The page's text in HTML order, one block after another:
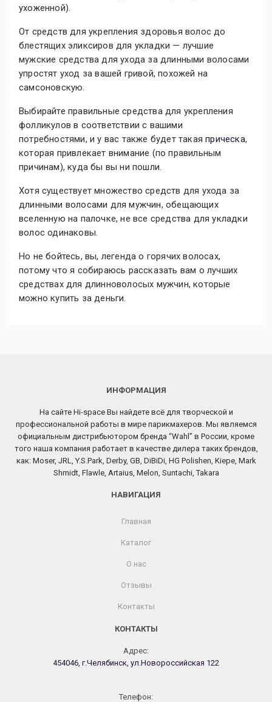
ухоженной).
От средств для укрепления здоровья волос до
блестящих эликсиров для укладки — лучшие
мужские средства для ухода за длинными волосами
упростят уход за вашей гривой, похожей на
самсоновскую.
Выбирайте правильные средства для укрепления
фолликулов в соответствии с вашими
потребностями, и у вас также будет такаяприческа,
которая привлекает внимание (по правильным
причинам), куда бы вы ни пошли.
Хотя существует множество средств для ухода за
длинными волосами для мужчин, обещающих
вселенную на палочке, не все средства для укладки
волос одинаковы.
Но не бойтесь, вы, легенда о горячих волосах,
потому что я собираюсь рассказать вам о лучших
средствах для длинноволосых мужчин, которые
можно купить за деньги.
ИНФОРМАЦИЯ
На сайте Hi-space Вы найдете всё для творческой и
профессиональной работы в мире парикмахеров. Мы являемся
официальным дистрибьютором бренда “Wahl” в России, кроме
того наша компания работает в качестве дилера таких брендов,
как: Moser, JRL, Y.S.Park, Derby, GB, DiBiDi, HG Polishen, Kiepe, Mark
Shmidt, Flawle, Artaius, Melon, Suntachi, Takara
НАВИГАЦИЯ
Главная
Каталог
О нас
Отзывы
Контакты
КОНТАКТЫ
Адрес:
454046, г.Челябинск, ул.Новороссийская 122
Телефон: